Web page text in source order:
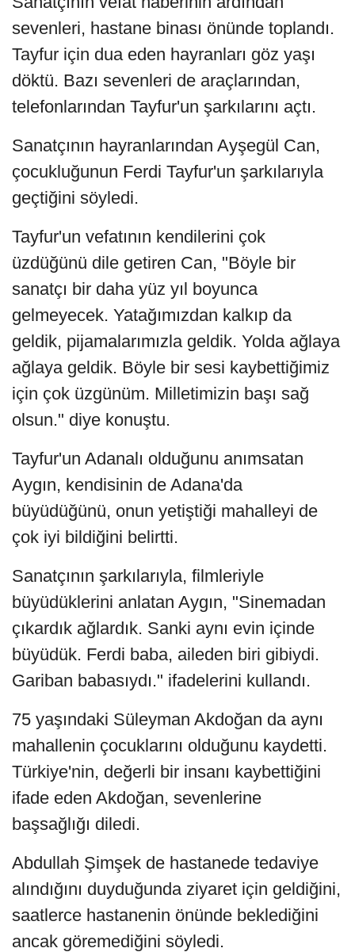
sevenleri, hastane binası önünde toplandı.
Tayfur için dua eden hayranları göz yaşı
döktü. Bazı sevenleri de araçlarından,
telefonlarından Tayfur'un şarkılarını açtı.
Sanatçının hayranlarından Ayşegül Can,
çocukluğunun Ferdi Tayfur'un şarkılarıyla
geçtiğini söyledi.
Tayfur'un vefatının kendilerini çok
üzdüğünü dile getiren Can, "Böyle bir
sanatçı bir daha yüz yıl boyunca
gelmeyecek. Yatağımızdan kalkıp da
geldik, pijamalarımızla geldik. Yolda ağlaya
ağlaya geldik. Böyle bir sesi kaybettiğimiz
için çok üzgünüm. Milletimizin başı sağ
olsun." diye konuştu.
Tayfur'un Adanalı olduğunu anımsatan
Aygın, kendisinin de Adana'da
büyüdüğünü, onun yetiştiği mahalleyi de
çok iyi bildiğini belirtti.
Sanatçının şarkılarıyla, filmleriyle
büyüdüklerini anlatan Aygın, "Sinemadan
çıkardık ağlardık. Sanki aynı evin içinde
büyüdük. Ferdi baba, aileden biri gibiydi.
Gariban babasıydı." ifadelerini kullandı.
75 yaşındaki Süleyman Akdoğan da aynı
mahallenin çocuklarını olduğunu kaydetti.
Türkiye'nin, değerli bir insanı kaybettiğini
ifade eden Akdoğan, sevenlerine
başsağlığı diledi.
Abdullah Şimşek de hastanede tedaviye
alındığını duyduğunda ziyaret için geldiğini,
saatlerce hastanenin önünde beklediğini
ancak göremediğini söyledi.